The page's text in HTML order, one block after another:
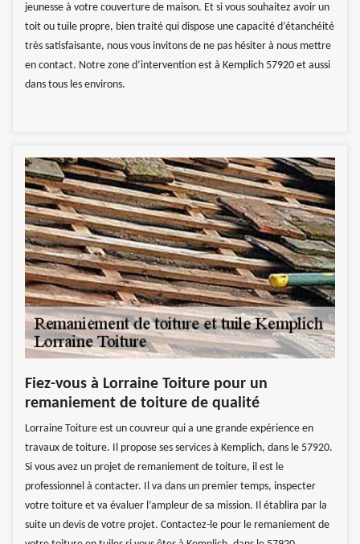
jeunesse à votre couverture de maison. Et si vous souhaitez avoir un
toit ou tuile propre, bien traité qui dispose une capacité d’étanchéité
très satisfaisante, nous vous invitons de ne pas hésiter à nous mettre
en contact. Notre zone d’intervention est à Kemplich 57920 et aussi
dans tous les environs.
Fiez-vous à Lorraine Toiture pour un
remaniement de toiture de qualité
Lorraine Toiture est un couvreur qui a une grande expérience en
travaux de toiture. Il propose ses services à Kemplich, dans le 57920.
Si vous avez un projet de remaniement de toiture, il est le
professionnel à contacter. Il va dans un premier temps, inspecter
votre toiture et va évaluer l’ampleur de sa mission. Il établira par la
suite un devis de votre projet. Contactez-le pour le remaniement de